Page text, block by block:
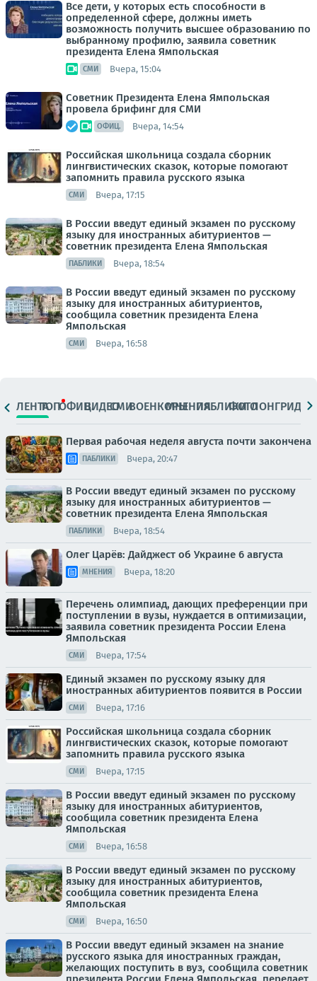
Все дети, у которых есть способности в
определенной сфере, должны иметь
возможность получить высшее образованию по
выбранному профилю, заявила советник
президента Елена Ямпольская
СМИ Вчера, 15:04
Советник Президента Елена Ямпольская
провела брифинг для СМИ
ОФИЦ. Вчера, 14:54
Российская школьница создала сборник
лингвистических сказок, которые помогают
запомнить правила русского языка
СМИ Вчера, 17:15
В России введут единый экзамен по русскому
языку для иностранных абитуриентов —
советник президента Елена Ямпольская
ПАБЛИКИ Вчера, 18:54
В России введут единый экзамен по русскому
языку для иностранных абитуриентов,
сообщила советник президента Елена
Ямпольская
СМИ Вчера, 16:58
ЛЕНТАТОПОФИЦ.ВИДЕОСМИВОЕНКОРЫМНЕНИЯПАБЛИКИ
ФОТОЛОНГРИДЫ
Первая рабочая неделя августа почти закончена
ПАБЛИКИ Вчера, 20:47
В России введут единый экзамен по русскому
языку для иностранных абитуриентов —
советник президента Елена Ямпольская
ПАБЛИКИ Вчера, 18:54
Олег Царёв: Дайджест об Украине 6 августа
МНЕНИЯ Вчера, 18:20
Перечень олимпиад, дающих преференции при
поступлении в вузы, нуждается в оптимизации,
заявила советник президента России Елена
Ямпольская
СМИ Вчера, 17:54
Единый экзамен по русскому языку для
иностранных абитуриентов появится в России
СМИ Вчера, 17:16
Российская школьница создала сборник
лингвистических сказок, которые помогают
запомнить правила русского языка
СМИ Вчера, 17:15
В России введут единый экзамен по русскому
языку для иностранных абитуриентов,
сообщила советник президента Елена
Ямпольская
СМИ Вчера, 16:58
В России введут единый экзамен по русскому
языку для иностранных абитуриентов,
сообщила советник президента Елена
Ямпольская
СМИ Вчера, 16:50
В России введут единый экзамен на знание
русского языка для иностранных граждан,
желающих поступить в вуз, сообщила советник